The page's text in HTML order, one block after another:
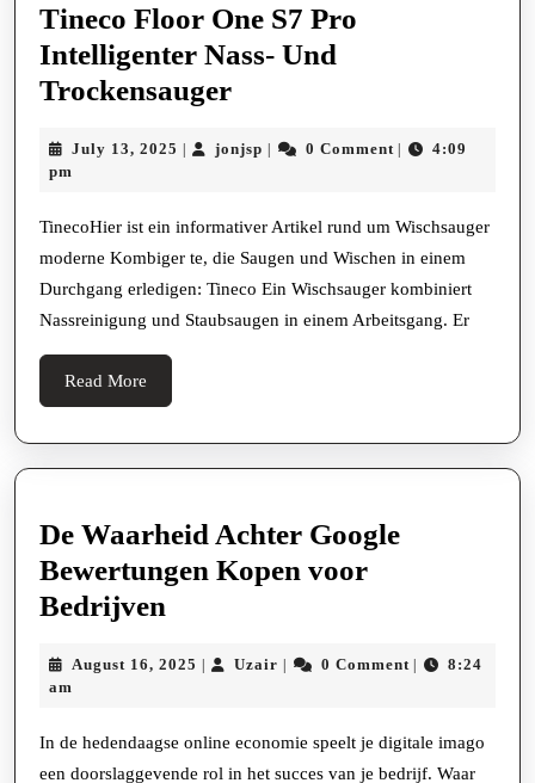
Tineco Floor One S7 Pro
Intelligenter Nass- Und
TrockensaugerTineco
One
Pro
Intelligenter
Nass-
Und
July 13, 2025 July
| jonjsp jonjsp
| 0 Comment |
4:09
pm
TinecoHier ist ein informativer Artikel rund um Wischsauger
moderne Kombiger te, die Saugen und Wischen in einem
Durchgang erledigen: Tineco Ein Wischsauger kombiniert
Nassreinigung und Staubsaugen in einem Arbeitsgang. Er
Read More
More
De Waarheid Achter Google
Bewertungen Kopen voor
Bedrijven
Achter
Bewertungen
August 16, 2025 August
| Uzair Uzair
| 0 Comment |
8:24
am
In de hedendaagse online economie speelt je digitale imago
een doorslaggevende rol in het succes van je bedrijf. Waar